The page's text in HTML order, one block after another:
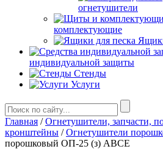
огнетушители
комплектующие
индивидуальной защиты
Стенды
Услуги
Главная /Огнетушители, запчасти,
кронштейны /Огнетушители
порошковый ОП-25 (з) АВСЕ